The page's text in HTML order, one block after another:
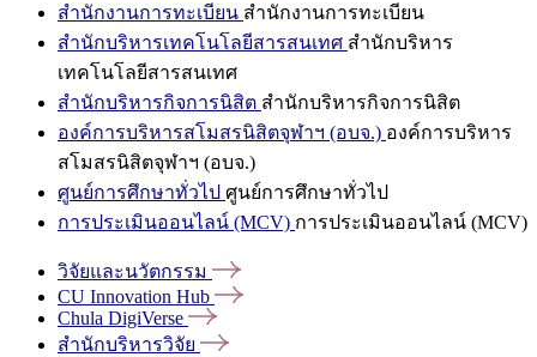
สำนักงานการทะเบียน สำนักงานการทะเบียน
สำนักบริหารเทคโนโลยีสารสนเทศ สำนักบริหาร
เทคโนโลยีสารสนเทศ
สำนักบริหารกิจการนิสิต สำนักบริหารกิจการนิสิต
องค์การบริหารสโมสรนิสิตจุฬาฯ (อบจ.) องค์การบริหาร
สโมสรนิสิตจุฬาฯ (อบจ.)
ศูนย์การศึกษาทั่วไป ศูนย์การศึกษาทั่วไป
การประเมินออนไลน์ (MCV) การประเมินออนไลน์ (MCV)
วิจัยและนวัตกรรม
CU Innovation Hub
Chula DigiVerse
สำนักบริหารวิจัย